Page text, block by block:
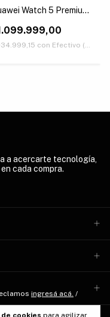
cookies para agilizar
Watch 5 Premium
con Efectivo (Únicamente retirando en nuestras sucursales)
a acercarte tecnología,
cada compra.
ingresá acá. /